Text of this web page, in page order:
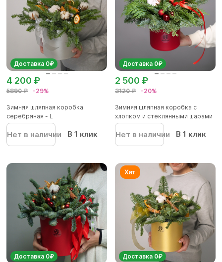
Доставка 0₽
5890 ₽ -29%
4 200 ₽
Зимняя шляпная коробка
серебряная - L
Нет в наличии В 1 клик
Доставка 0₽
3120 ₽ -20%
2 500 ₽
Зимняя шляпная коробка с
хлопком и стеклянными шарами
Нет в наличии В 1 клик
Доставка 0₽ Доставка 0₽